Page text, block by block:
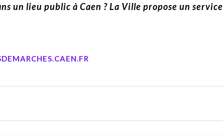
un lieu public à Caen ? La Ville propose un